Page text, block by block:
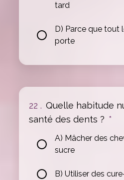
tard
D) Parce que tout
porte
22 . Quelle habitude
santé des dents ? *
A) Mâcher des
sucre
B) Utiliser des